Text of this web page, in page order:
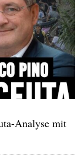
Analyse mit